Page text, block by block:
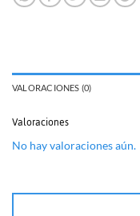
VALORACIONES (0)
Valoraciones
No hay valoraciones aún.